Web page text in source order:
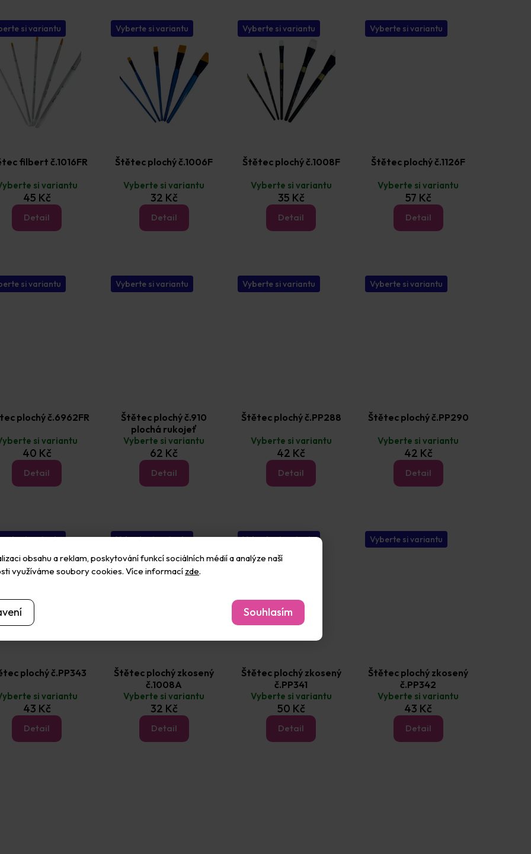
obsahu a reklam, poskytování funkcí sociálních médií a analýze naší
využíváme soubory cookies. Více informací zde.
Souhlasím
si variantu
filbert č.1016FR
si variantu
45 Kč
Detail
Vyberte si variantu
Štětec plochý č.1006F
Vyberte si variantu
32 Kč
Detail
Vyberte si variantu
Štětec plochý č.1008F
Vyberte si variantu
35 Kč
Detail
Vyberte si variantu
Štětec plochý č.1126F
Vyberte si variantu
57 Kč
Detail
si variantu
plochý č.6962FR
si variantu
40 Kč
Detail
Vyberte si variantu
Štětec plochý č.910
plochá rukojeť
Vyberte si variantu
62 Kč
Detail
Vyberte si variantu
Štětec plochý č.PP288
Vyberte si variantu
42 Kč
Detail
Vyberte si variantu
Štětec plochý č.PP290
Vyberte si variantu
42 Kč
Detail
si variantu
plochý č.PP343
si variantu
43 Kč
Detail
Vyberte si variantu
Štětec plochý zkosený
č.1008A
Vyberte si variantu
32 Kč
Detail
Vyberte si variantu
Štětec plochý zkosený
č.PP341
Vyberte si variantu
50 Kč
Detail
Vyberte si variantu
Štětec plochý zkosený
č.PP342
Vyberte si variantu
43 Kč
Detail